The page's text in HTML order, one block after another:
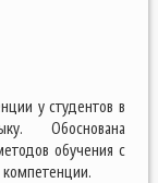
у студентов в
Обоснована
обучения с